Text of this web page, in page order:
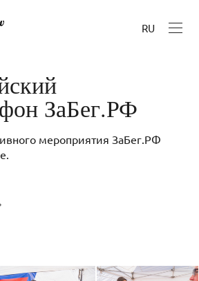
RU
ЗаБег.РФ
мероприятия ЗаБег.РФ